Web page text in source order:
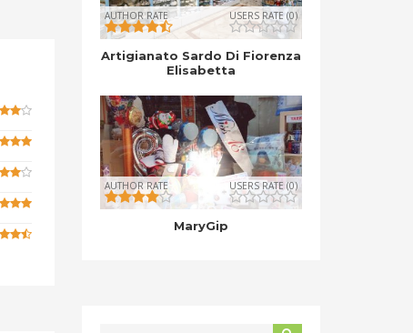
AUTHOR RATE USERS RATE (0)
Artigianato Sardo Di Fiorenza
Elisabetta
AUTHOR RATE USERS RATE (0)
MaryGip